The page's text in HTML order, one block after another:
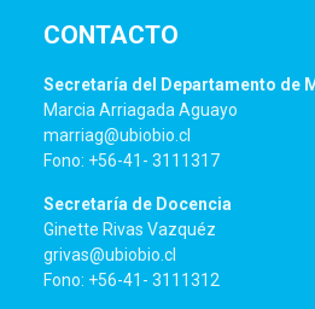
CONTACTO
Secretaría del Departamento de
Marcia Arriagada Aguayo
marriag@ubiobio.cl
Fono: +56-41- 3111317
Secretaría de Docencia
Ginette Rivas Vazquéz
grivas@ubiobio.cl
Fono: +56-41- 3111312